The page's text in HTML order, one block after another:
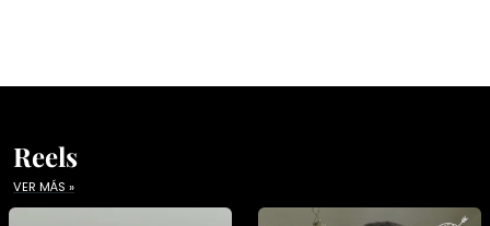
Reels
VER MÁS »